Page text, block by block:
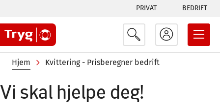
hovedinnhold
Tabs
menu
PRIVAT BEDRIFT
Navigasjonssti
Hjem Kvittering - Prisberegner bedrift
Vi skal hjelpe deg!